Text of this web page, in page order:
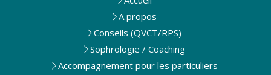
A propos
Conseils (QVCT/RPS)
Sophrologie / Coaching
Accompagnement pour les particuliers